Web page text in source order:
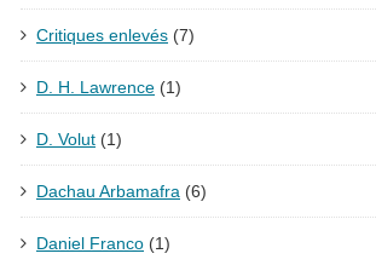
Critiques enlevés (7)
D. H. Lawrence (1)
D. Volut (1)
Dachau Arbamafra (6)
Daniel Franco (1)